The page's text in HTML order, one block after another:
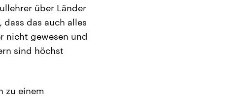
über Länder
das auch alles
nicht gewesen und
sind höchst
zu einem